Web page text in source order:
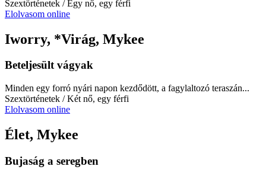
Szextörténetek / Egy nő, egy férfi
Elolvasom online
Iworry, *Virág, Mykee
Beteljesült vágyak
Minden egy forró nyári napon kezdődött, a fagylaltozó teraszán...
Szextörténetek / Két nő, egy férfi
Elolvasom online
Élet, Mykee
Bujaság a seregben